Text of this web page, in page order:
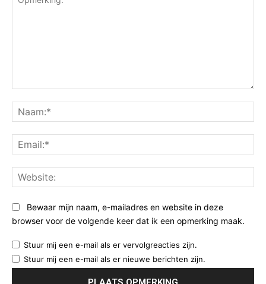
Bewaar mijn naam, e-mailadres en website in deze
browser voor de volgende keer dat ik een opmerking maak.
Stuur mij een e-mail als er vervolgreacties zijn.
Stuur mij een e-mail als er nieuwe berichten zijn.